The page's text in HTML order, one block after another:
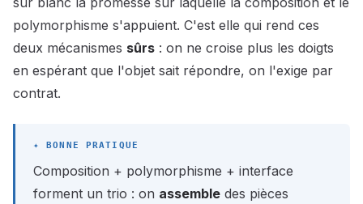
polymorphisme s'appuient. C'est elle qui rend ces
deux mécanismes sûrs : on ne croise plus les doigts
en espérant que l'objet sait répondre, on l'exige par
contrat.
Composition + polymorphisme + interface
forment un trio : on assemble des pièces